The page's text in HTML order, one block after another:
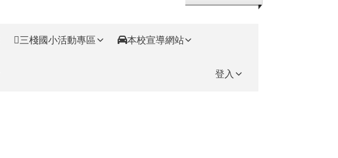
三棧國小活動專區 本校宣導網站
登入